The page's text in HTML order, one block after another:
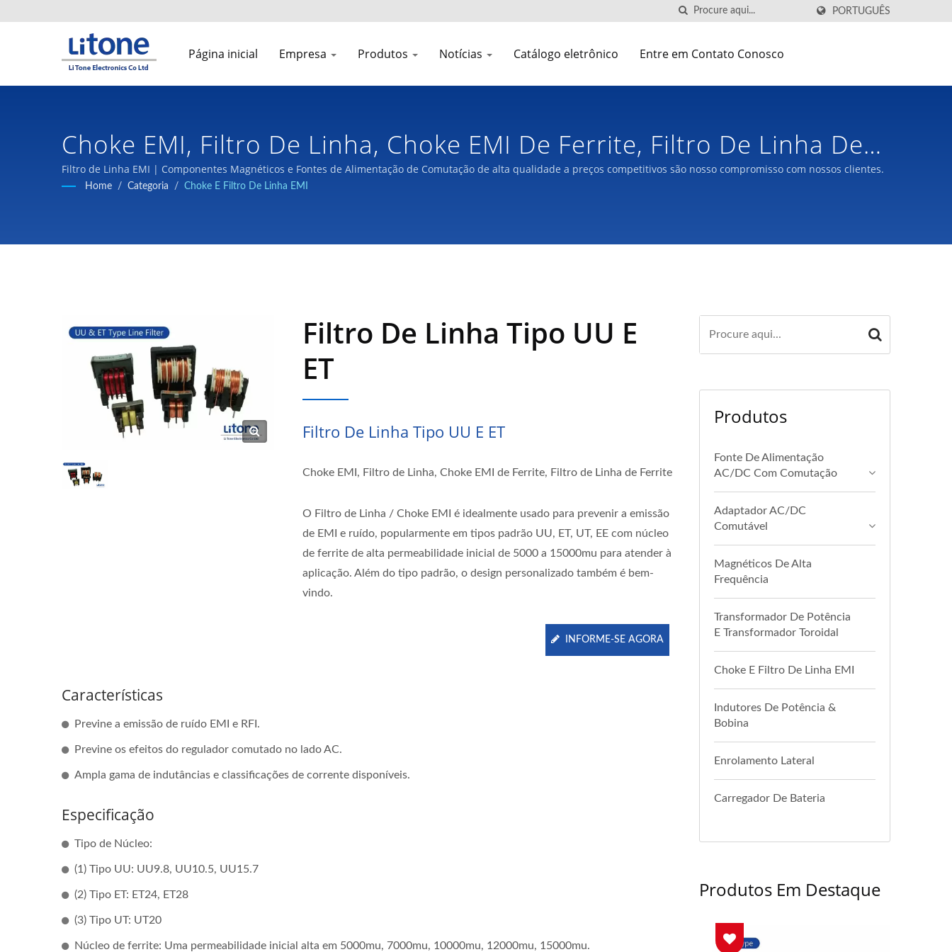
PORTUGUÊS
Página inicial Empresa Produtos Notícias Catálogo eletrônico Entre em Contato Conosco
Choke EMI, Filtro De Linha, Choke EMI De Ferrite, Filtro De Linha De
Ferrite | Fabricante De Transformador De Alta Frequência | LTE
Filtro de Linha EMI | Componentes Magnéticos e Fontes de Alimentação de Comutação de alta qualidade a preços competitivos são nosso compromisso com nossos clientes.
Home / Categoria / Choke E Filtro De Linha EMI
Filtro De Linha Tipo UU E
ET
Filtro De Linha Tipo UU E ET
Choke EMI, Filtro de Linha, Choke EMI de Ferrite, Filtro de Linha de Ferrite
O Filtro de Linha / Choke EMI é idealmente usado para prevenir a emissão
de EMI e ruído, popularmente em tipos padrão UU, ET, UT, EE com núcleo
de ferrite de alta permeabilidade inicial de 5000 a 15000mu para atender à
aplicação. Além do tipo padrão, o design personalizado também é bem-
vindo.
INFORME-SE AGORA
Características
Previne a emissão de ruído EMI e RFI.
Previne os efeitos do regulador comutado no lado AC.
Ampla gama de indutâncias e classificações de corrente disponíveis.
Especificação
Tipo de Núcleo:
(1) Tipo UU: UU9.8, UU10.5, UU15.7
(2) Tipo ET: ET24, ET28
(3) Tipo UT: UT20
Núcleo de ferrite: Uma permeabilidade inicial alta em 5000mu, 7000mu, 10000mu, 12000mu, 15000mu.
Produtos
Fonte De Alimentação
AC/DC Com Comutação
Adaptador AC/DC
Comutável
Magnéticos De Alta
Frequência
Transformador De Potência
E Transformador Toroidal
Choke E Filtro De Linha EMI
Indutores De Potência &
Bobina
Enrolamento Lateral
Carregador De Bateria
Produtos Em Destaque